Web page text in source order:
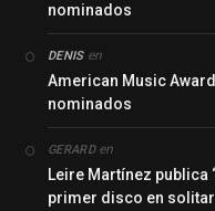
nominados
DENISen
American Music
nominados
GERARDen
Leire Martínez publica
primer disco en